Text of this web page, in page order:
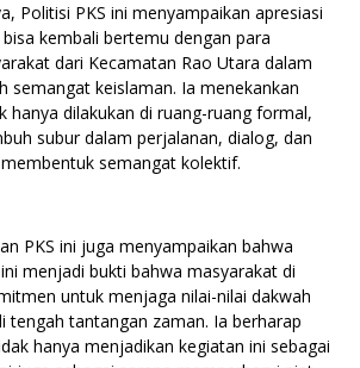
Politisi PKS ini menyampaikan apresiasi
kembali bertemu dengan para
dari Kecamatan Rao Utara dalam
semangat keislaman. Ia menekankan
hanya dilakukan di ruang-ruang formal,
subur dalam perjalanan, dialog, dan
semangat kolektif.
PKS ini juga menyampaikan bahwa
menjadi bukti bahwa masyarakat di
untuk menjaga nilai-nilai dakwah
tengah tantangan zaman. Ia berharap
hanya menjadikan kegiatan ini sebagai